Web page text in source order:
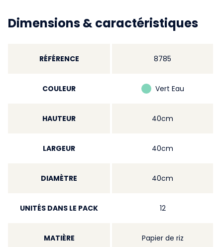
Dimensions & caractéristiques
RÉFÉRENCE 8785
COULEUR Vert Eau
HAUTEUR 40cm
LARGEUR 40cm
DIAMÈTRE 40cm
UNITÉS DANS LE PACK 12
MATIÈRE Papier de riz